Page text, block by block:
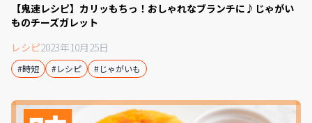
【鬼速レシピ】カリッもちっ！おしゃれなブランチに♪じゃがい
ものチーズガレット
レシピ2023年10月25日
#時短 #レシピ #じゃがいも